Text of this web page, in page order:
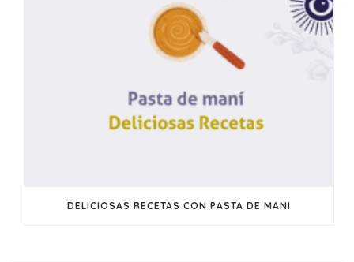
DELICIOSAS RECETAS CON PASTA DE MANI